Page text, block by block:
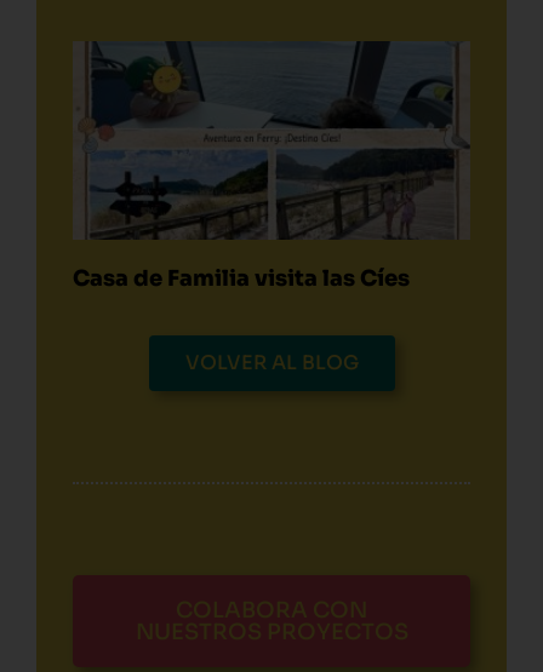
Casa de Familia visita las Cíes
VOLVER AL BLOG
COLABORA CON
NUESTROS PROYECTOS